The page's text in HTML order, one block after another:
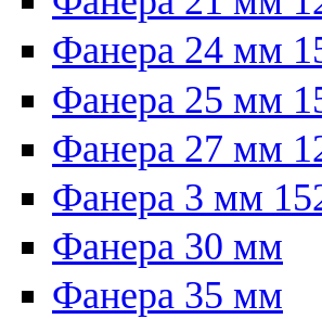
Фанера 24 мм
Фанера 25 мм
Фанера 27 мм
Фанера 3 мм
Фанера 30 мм
Фанера 35 мм